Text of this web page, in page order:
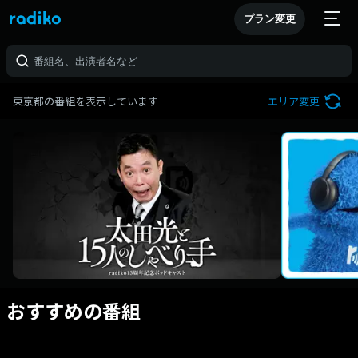
プラン変更
東京都の番組を表示しています エリア変更
おすすめの番組